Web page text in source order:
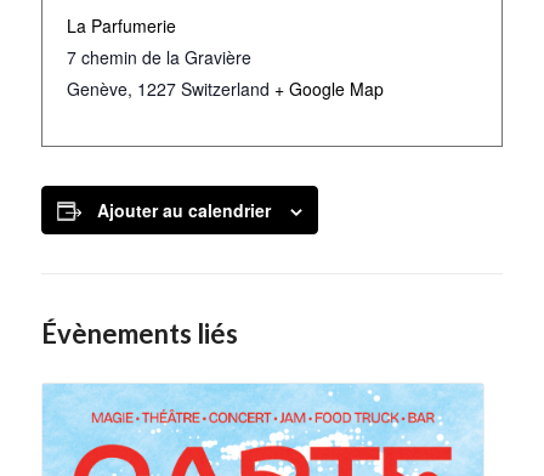
La Parfumerie
7 chemin de la Gravière
Genève, 1227 Switzerland + Google Map
Ajouter au calendrier
Évènements liés